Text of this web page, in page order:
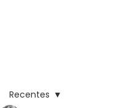
Recentes